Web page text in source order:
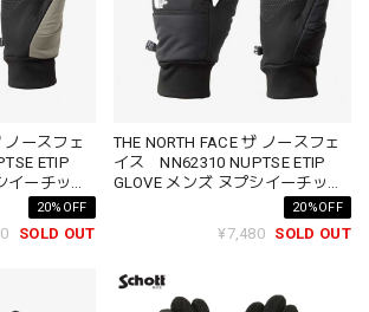
ノースフェ
ETIP
イーチップ
ト 春秋冬 ア
20%OFF
SOLD OUT
THE NORTH FACE ザ ノースフェ
イス NN62310 NUPTSE ETIP
GLOVE メンズ ヌプシイーチップ
グローブ プリマロフト 春秋冬 ア
20%OFF
¥7,480 SOLD OUT